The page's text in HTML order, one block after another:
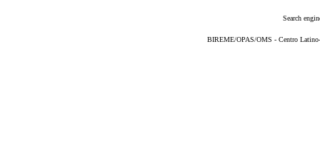
Search
BIREME/OPAS/OMS - Centro Latino-